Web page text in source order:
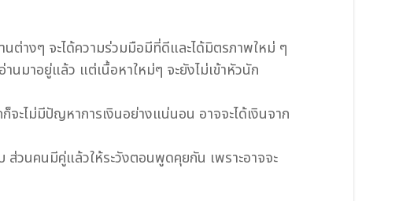
ต่างๆ จะได้ความร่วมมือมีที่ดีและได้มิตรภาพใหม่ ๆ
นมาอยู่แล้ว แต่เนื้อหาใหม่ๆ จะยังไม่เข้าหัวนัก
ะไม่มีปัญหาการเงินอย่างแน่นอน อาจจะได้เงินจาก
วนคนมีคู่แล้วให้ระวังตอนพูดคุยกัน เพราะอาจจะ